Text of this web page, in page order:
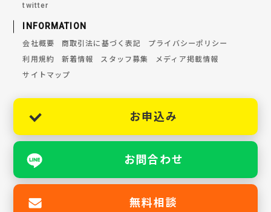
twitter
INFORMATION
会社概要 商取引法に基づく表記
プライバシーポリシー
利用規約
新着情報 スタッフ募集
メディア掲載情報
サイトマップ
お申込み
お問合わせ
無料相談